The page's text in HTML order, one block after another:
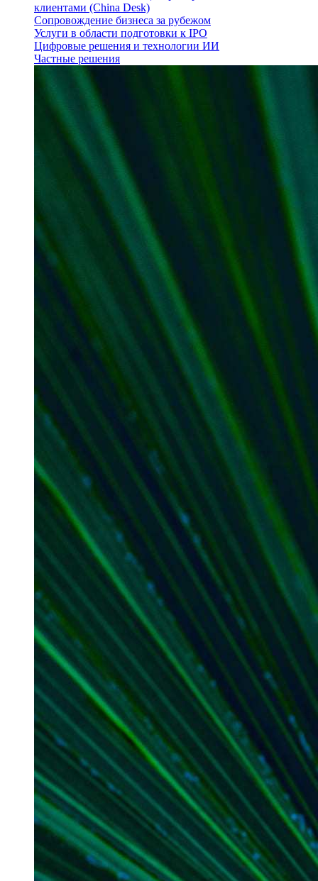
клиентами (China Desk)
Сопровождение бизнеса за рубежом
Услуги в области подготовки к IPO
Цифровые решения и технологии ИИ
Частные решения